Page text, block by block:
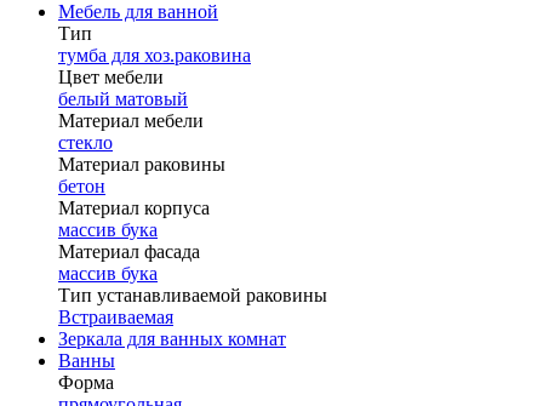
Мебель для ванной
Тип
тумба для хоз.раковина
Цвет мебели
белый матовый
Материал мебели
стекло
Материал раковины
бетон
Материал корпуса
массив бука
Материал фасада
массив бука
Тип устанавливаемой раковины
Встраиваемая
Зеркала для ванных комнат
Ванны
Форма